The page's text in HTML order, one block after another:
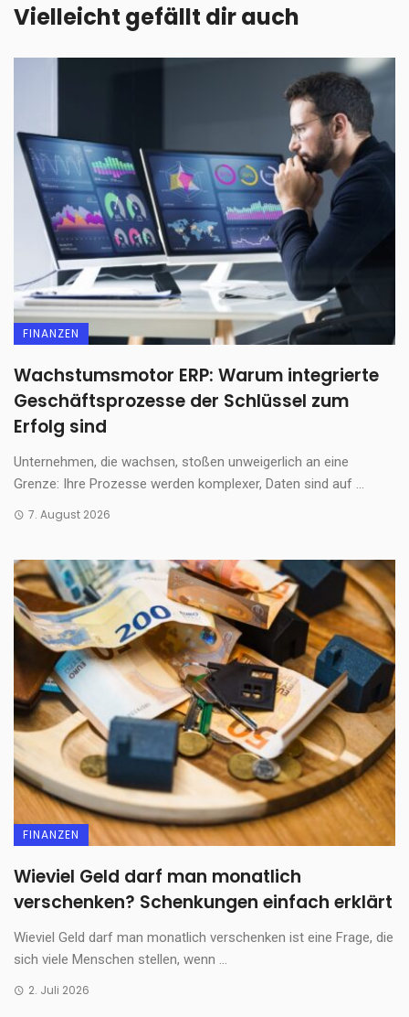
Vielleicht gefällt dir auch
FINANZEN
Wachstumsmotor ERP: Warum integrierte
Geschäftsprozesse der Schlüssel zum
Erfolg sind
Unternehmen, die wachsen, stoßen unweigerlich an eine
Grenze: Ihre Prozesse werden komplexer, Daten sind auf ...
7. August 2026
FINANZEN
Wieviel Geld darf man monatlich
verschenken? Schenkungen einfach erklärt
Wieviel Geld darf man monatlich verschenken ist eine Frage, die
sich viele Menschen stellen, wenn ...
2. Juli 2026